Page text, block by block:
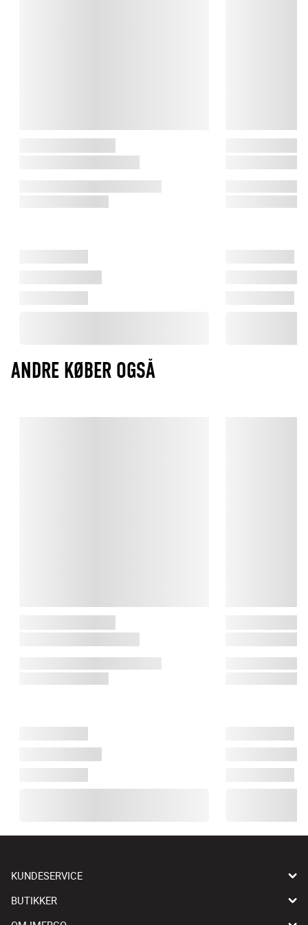
ANDRE KØBER OGSÅ
KUNDESERVICE
BUTIKKER